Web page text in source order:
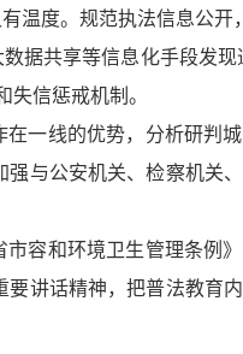
温度。规范执法信息公开
据共享等信息化手段发
信惩戒机制。
一线的优势，分析研判
与公安机关、检察机关
市容和环境卫生管理条例》
讲话精神，把普法教育